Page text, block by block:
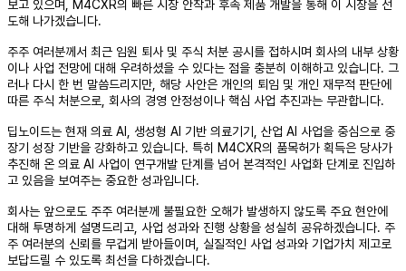
보고 있으며, M4CXR의 빠른 시장 안착과 후속 제품 개발을 통해 이 시장을 선
도해 나가겠습니다.
주주 여러분께서 최근 임원 퇴사 및 주식 처분 공시를 접하시며 회사의 내부 상황
이나 사업 전망에 대해 우려하셨을 수 있다는 점을 충분히 이해하고 있습니다. 그
러나 다시 한 번 말씀드리지만, 해당 사안은 개인의 퇴임 및 개인 재무적 판단에
따른 주식 처분으로, 회사의 경영 안정성이나 핵심 사업 추진과는 무관합니다.
딥노이드는 현재 의료 AI, 생성형 AI 기반 의료기기, 산업 AI 사업을 중심으로 중
장기 성장 기반을 강화하고 있습니다. 특히 M4CXR의 품목허가 획득은 당사가
추진해 온 의료 AI 사업이 연구개발 단계를 넘어 본격적인 사업화 단계로 진입하
고 있음을 보여주는 중요한 성과입니다.
회사는 앞으로도 주주 여러분께 불필요한 오해가 발생하지 않도록 주요 현안에
대해 투명하게 설명드리고, 사업 성과와 진행 상황을 성실히 공유하겠습니다. 주
주 여러분의 신뢰를 무겁게 받아들이며, 실질적인 사업 성과와 기업가치 제고로
보답드릴 수 있도록 최선을 다하겠습니다.